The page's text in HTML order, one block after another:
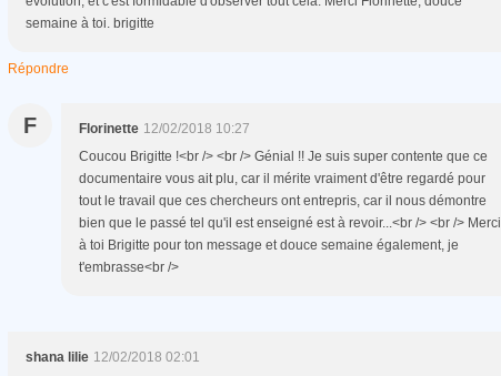
semaine à toi. brigitte
Répondre
F Florinette 12/02/2018 10:27
Coucou Brigitte !<br /> <br /> Génial !! Je suis super contente que ce
documentaire vous ait plu, car il mérite vraiment d'être regardé pour
tout le travail que ces chercheurs ont entrepris, car il nous démontre
bien que le passé tel qu'il est enseigné est à revoir...<br /> <br /> Merci
à toi Brigitte pour ton message et douce semaine également, je
t'embrasse<br />
shana lilie 12/02/2018 02:01